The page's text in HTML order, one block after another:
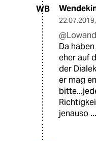
WB
22.07.2019,
Da
eher auf
der
er mag
jenauso ...